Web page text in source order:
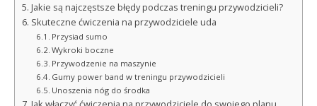
Jakie są najczęstsze błędy podczas treningu przywodzicieli?
Skuteczne ćwiczenia na przywodziciele uda
Przysiad sumo
Wykroki boczne
Przywodzenie na maszynie
Gumy power band w treningu przywodzicieli
Unoszenia nóg do środka